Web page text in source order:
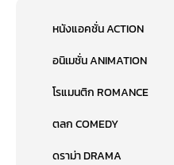
หนังแอคชั่น ACTION
อนิเมชั่น ANIMATION
โรแมนติก ROMANCE
ตลก COMEDY
ดราม่า DRAMA